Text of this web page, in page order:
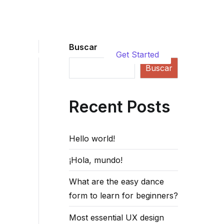
Contact Get Started
Buscar
Buscar
Recent Posts
Hello world!
¡Hola, mundo!
What are the easy dance
form to learn for beginners?
Most essential UX design